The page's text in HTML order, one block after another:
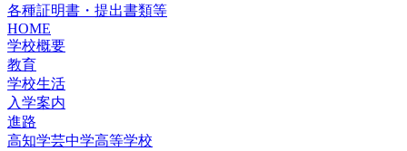
各種証明書・提出書類等
HOME
学校概要
教育
学校生活
入学案内
進路
高知学芸中学高等学校